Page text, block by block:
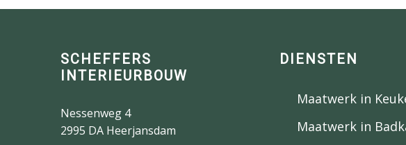
SCHEFFERS
INTERIEURBOUW
Nessenweg 4
2995 DA Heerjansdam
DIENSTEN
Maatwerk in
Maatwerk in